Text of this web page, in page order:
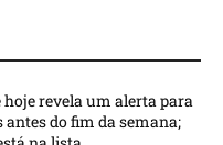
hoje revela um alerta para
antes do fim da semana;